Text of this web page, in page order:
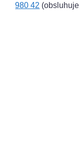
980 42 (obsluhuje